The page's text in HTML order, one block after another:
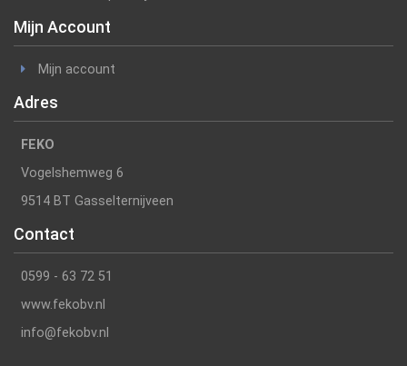
Mijn Account
Mijn account
Adres
FEKO
Vogelshemweg 6
9514 BT Gasselternijveen
Contact
0599 - 63 72 51
www.fekobv.nl
info@fekobv.nl